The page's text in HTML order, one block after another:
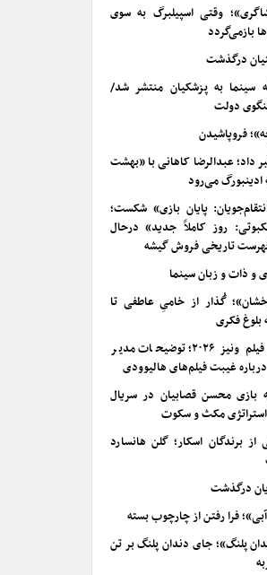
وقتی اسپیلبرگ به سوی
بازمی‌گردد
درگذشت
سینما به پزشکیان منتشر شد/
دولت
فروپاشیدن
داد؛ عبدالرضا کاهانی با «بهشت
ادینبورگ می‌رود
پایان بازی» شکست؛
روز کاملاً جدید» درحال
تاریخی فروش گیشه
و ذات و زبان سینما
گُذار از خامیِ عاطفی تا
بلوغ فکری
فستیوال فیلم ونیز ۲۰۲۶؛ توضیحات مدیر
غیبت فیلم‌های هالیوودی
بازی محسن قصابیان در سریال
مکث و سکوت
برندگان اسکار؛ گلن هانسارد
درگذشت
فرا رفتن از چارچوب بسته
پلنگ»؛ جای دندان پلنگ بر تن